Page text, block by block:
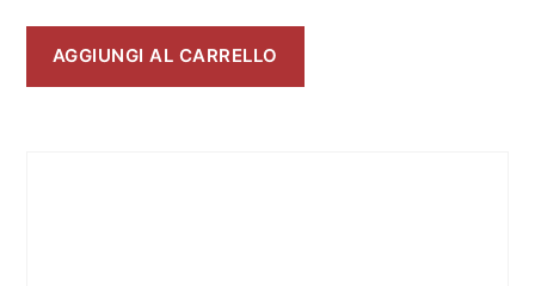
AGGIUNGI AL CARRELLO